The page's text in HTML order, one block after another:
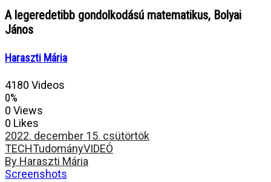
A legeredetibb gondolkodású matematikus, Bolyai
János
Haraszti Mária
4180 Videos
0%
0 Views
0 Likes
2022. december 15. csütörtök
TECHTudományVIDEÓ
By Haraszti Mária
Screenshots